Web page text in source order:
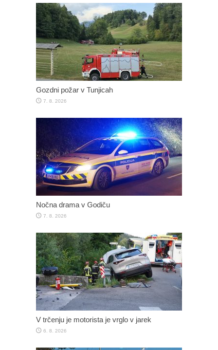
Gozdni požar v Tunjicah
7. 8. 2026
Nočna drama v Godiču
7. 8. 2026
V trčenju je motorista je vrglo v jarek
6. 8. 2026